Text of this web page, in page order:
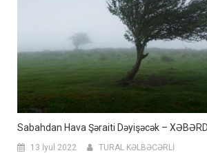
Sabahdan Hava Şəraiti Dəyişəcək –
13 İyul 2022 TURAL KƏLBƏCƏRLİ